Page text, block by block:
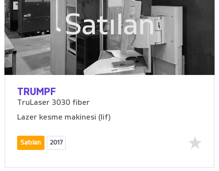
Satılan
TRUMPF
TruLaser 3030 fiber
Lazer kesme makinesi (lif)
Satılan 2017